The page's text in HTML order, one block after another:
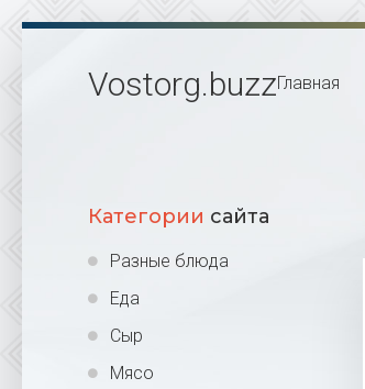
Vostorg.buzzГлавная
Категории сайта
Разные блюда
Еда
Сыр
Мясо